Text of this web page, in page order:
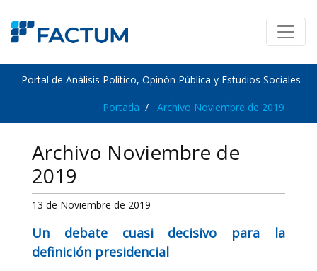
Portal de Análisis Político, Opinón Pública y Estudios Sociales
Portada Archivo Noviembre de 2019
Archivo Noviembre de
2019
13 de Noviembre de 2019
Un debate cuasi decisivo para la
definición presidencial